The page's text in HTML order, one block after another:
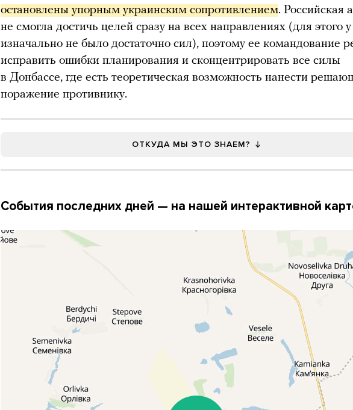
остановлены упорным украинским сопротивлением. Российская
не смогла достичь целей сразу на всех направлениях (для этого
изначально не было достаточно сил), поэтому ее командование
исправить ошибки планирования и сконцентрировать все силы
в Донбассе, где есть теоретическая возможность нанести
поражение противнику.
ОТКУДА МЫ ЭТО ЗНАЕМ?
События последних дней — на нашей интерактивной